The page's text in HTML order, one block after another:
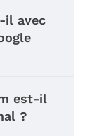
il avec
est-il
?